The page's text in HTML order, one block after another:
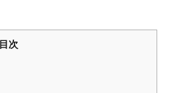
目次